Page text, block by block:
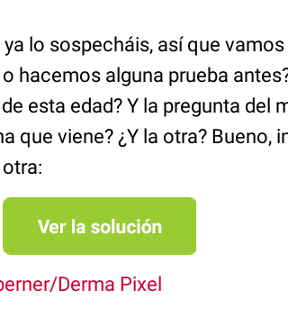
lo sospecháis, así que
hacemos alguna prueba
esta edad? Y la pregunta del
que viene? ¿Y la otra? Bueno,
Derma Pixel